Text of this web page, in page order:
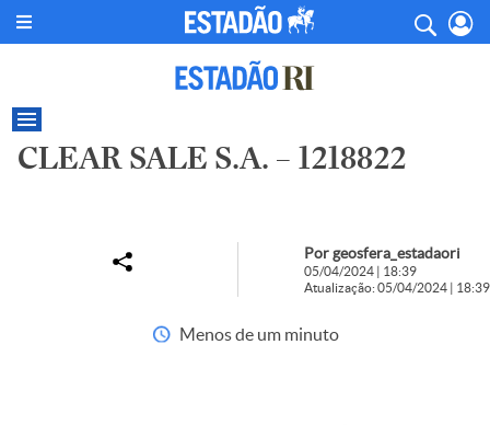
CLEAR SALE S.A. – 1218822
Por geosfera_estadaori
05/04/2024 | 18:39
Atualização: 05/04/2024 | 18:39
Menos de um minuto